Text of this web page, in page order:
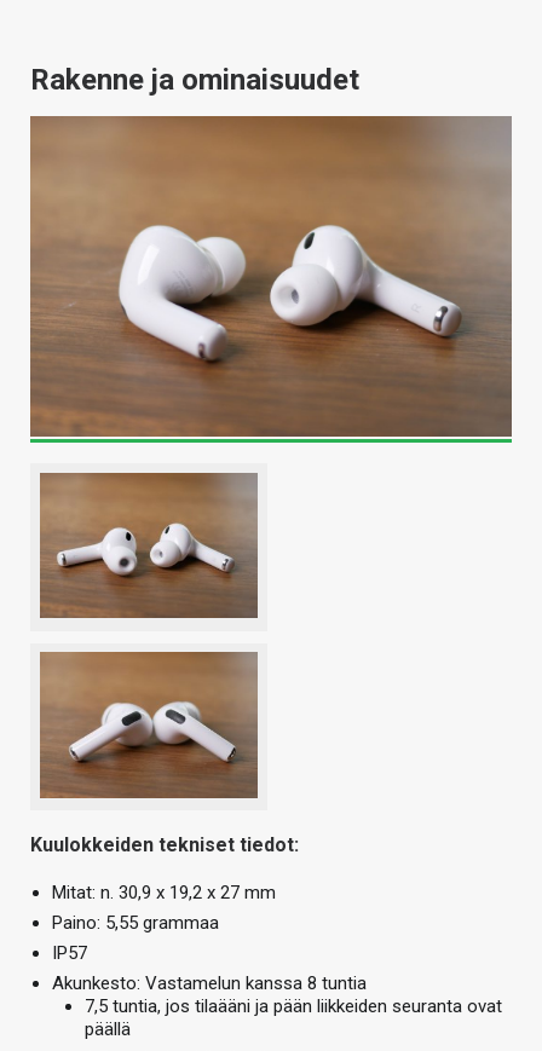
Rakenne ja ominaisuudet
Kuulokkeiden tekniset tiedot:
Mitat: n. 30,9 x 19,2 x 27 mm
Paino: 5,55 grammaa
IP57
Akunkesto: Vastamelun kanssa 8 tuntia
7,5 tuntia, jos tilaääni ja pään liikkeiden seuranta ovat
päällä